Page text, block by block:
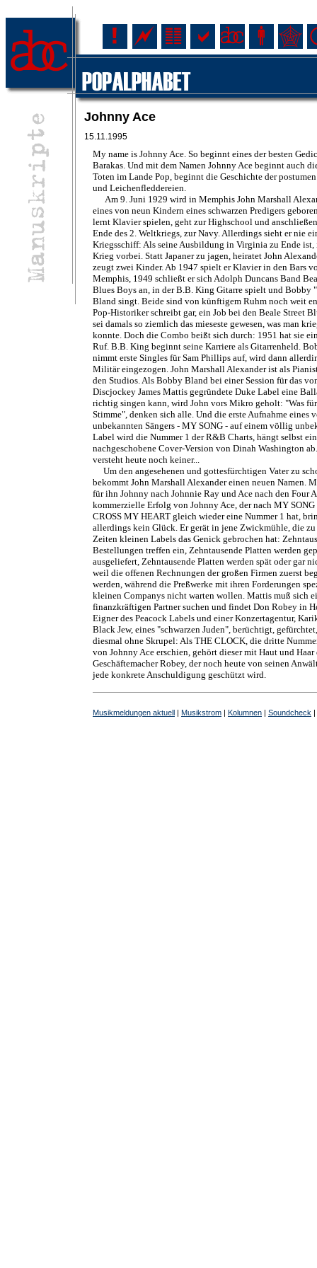
Johnny Ace
15.11.1995
My name is Johnny Ace. So beginnt eines der besten
Barakas. Und mit dem Namen Johnny Ace beginnt auch
Toten im Lande Pop, beginnt die Geschichte der
und Leichenfleddereien.
Am 9. Juni 1929 wird in Memphis John Marshall
eines von neun Kindern eines schwarzen Predigers
lernt Klavier spielen, geht zur Highschool und
Ende des 2. Weltkriegs, zur Navy. Allerdings sieht er nie
Kriegsschiff: Als seine Ausbildung in Virginia zu Ende ist,
Krieg vorbei. Statt Japaner zu jagen, heiratet John
zeugt zwei Kinder. Ab 1947 spielt er Klavier in den Bars
Memphis, 1949 schließt er sich Adolph Duncans Band
Blues Boys an, in der B.B. King Gitarre spielt und Bobby
Bland singt. Beide sind von künftigem Ruhm noch weit
Pop-Historiker schreibt gar, ein Job bei den Beale Street
sei damals so ziemlich das mieseste gewesen, was man
konnte. Doch die Combo beißt sich durch: 1951 hat sie
Ruf. B.B. King beginnt seine Karriere als Gitarrenheld.
nimmt erste Singles für Sam Phillips auf, wird dann
Militär eingezogen. John Marshall Alexander ist als
den Studios. Als Bobby Bland bei einer Session für das
Discjockey James Mattis gegründete Duke Label eine
richtig singen kann, wird John vors Mikro geholt: "Was
Stimme", denken sich alle. Und die erste Aufnahme eines
unbekannten Sängers - MY SONG - auf einem völlig
Label wird die Nummer 1 der R&B Charts, hängt selbst
nachgeschobene Cover-Version von Dinah Washington
versteht heute noch keiner...
Um den angesehenen und gottesfürchtigen Vater zu
bekommt John Marshall Alexander einen neuen Namen.
für ihn Johnny nach Johnnie Ray und Ace nach den Four
kommerzielle Erfolg von Johnny Ace, der nach MY
CROSS MY HEART gleich wieder eine Nummer 1 hat,
allerdings kein Glück. Er gerät in jene Zwickmühle, die
Zeiten kleinen Labels das Genick gebrochen hat:
Bestellungen treffen ein, Zehntausende Platten werden
ausgeliefert, Zehntausende Platten werden spät oder gar
weil die offenen Rechnungen der großen Firmen zuerst
werden, während die Preßwerke mit ihren Forderungen
kleinen Companys nicht warten wollen. Mattis muß sich
finanzkräftigen Partner suchen und findet Don Robey in
Eigner des Peacock Labels und einer Konzertagentur,
Black Jew, eines "schwarzen Juden", berüchtigt,
diesmal ohne Skrupel: Als THE CLOCK, die dritte
von Johnny Ace erschien, gehört dieser mit Haut und Haar
Geschäftemacher Robey, der noch heute von seinen
jede konkrete Anschuldigung geschützt wird.
Musikmeldungen aktuell | Musikstrom | Kolumnen | Soundcheck |